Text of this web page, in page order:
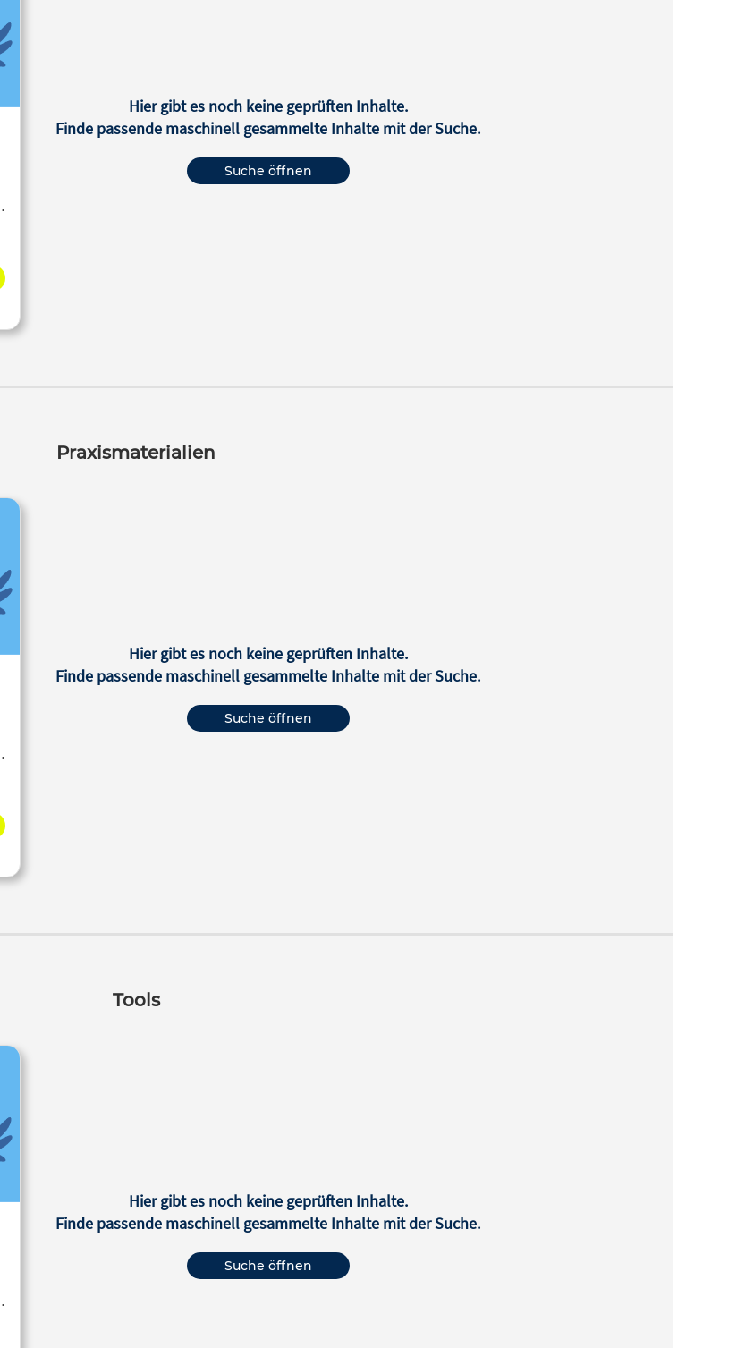
Hier gibt es noch keine geprüften Inhalte.
Finde passende maschinell gesammelte Inhalte mit der Suche.
Suche öffnen
Praxismaterialien
Hier gibt es noch keine geprüften Inhalte.
Finde passende maschinell gesammelte Inhalte mit der Suche.
Suche öffnen
Tools
Hier gibt es noch keine geprüften Inhalte.
Finde passende maschinell gesammelte Inhalte mit der Suche.
Suche öffnen